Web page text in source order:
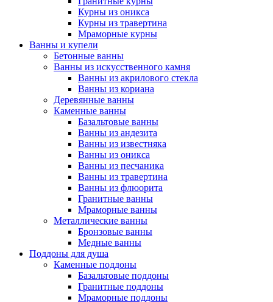
Курны из оникса
Курны из травертина
Мраморные курны
Ванны и купели
Бетонные ванны
Ванны из искусственного камня
Ванны из акрилового стекла
Ванны из кориана
Деревянные ванны
Каменные ванны
Базальтовые ванны
Ванны из андезита
Ванны из известняка
Ванны из оникса
Ванны из песчаника
Ванны из травертина
Ванны из флюорита
Гранитные ванны
Мраморные ванны
Металлические ванны
Бронзовые ванны
Медные ванны
Поддоны для душа
Каменные поддоны
Базальтовые поддоны
Гранитные поддоны
Мраморные поддоны